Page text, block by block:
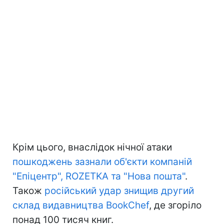
Крім цього, внаслідок нічної атаки
пошкоджень зазнали об'єкти компаній
"Епіцентр", ROZETKA та "Нова пошта".
Також російський удар знищив другий
склад видавництва BookChef, де згоріло
понад 100 тисяч книг.